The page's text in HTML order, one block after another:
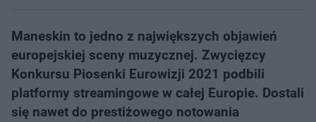
Maneskin to jedno z największych objawień
europejskiej sceny muzycznej. Zwycięzcy
Konkursu Piosenki Eurowizji 2021 podbili
platformy streamingowe w całej Europie. Dostali
się nawet do prestiżowego notowania